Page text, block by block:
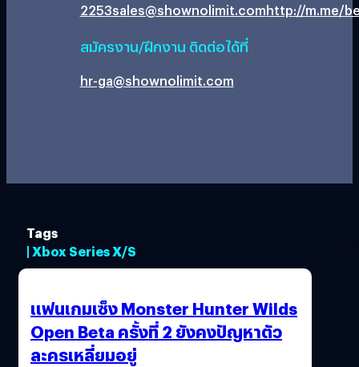
2253sales@shownolimit.comhttp://m.me/
สมัครงาน/ฝึกงาน ติดต่อได้ที่
hr-ga@shownolimit.com
Tags
| Xbox Series X/S
แฟนเกมเซ็ง Monster Hunter Wilds
Open Beta ครั้งที่ 2 ยังคงปัญหาตัว
ละครเหลี่ยมอยู่